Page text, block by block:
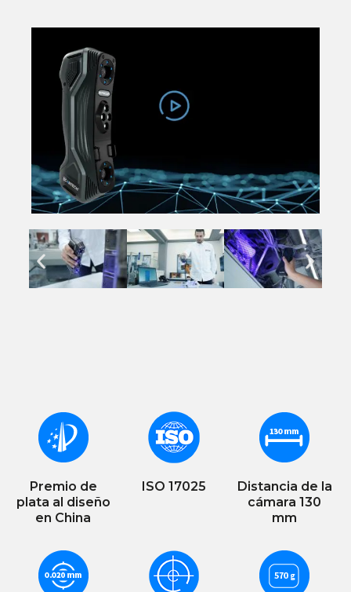
Premio de
plata al diseño
en China
ISO 17025
Distancia de la
cámara 130
mm